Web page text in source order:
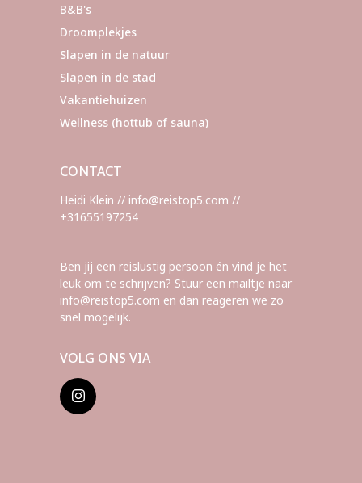
B&B's
Droomplekjes
Slapen in de natuur
Slapen in de stad
Vakantiehuizen
Wellness (hottub of sauna)
CONTACT
Heidi Klein // info@reistop5.com //
+31655197254
Ben jij een reislustig persoon én vind je het
leuk om te schrijven? Stuur een mailtje naar
info@reistop5.com en dan reageren we zo
snel mogelijk.
VOLG ONS VIA